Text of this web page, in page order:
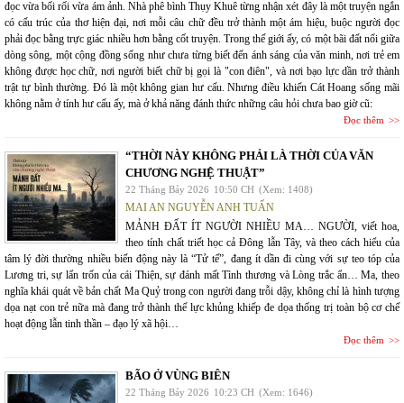
đọc vừa bối rối vừa ám ảnh. Nhà phê bình Thụy Khuê từng nhận xét đây là một truyện ngắn
có cấu trúc của thơ hiện đại, nơi mỗi câu chữ đều trở thành một ám hiệu, buộc người đọc
phải đọc bằng trực giác nhiều hơn bằng cốt truyện. Trong thế giới ấy, có một bãi đất nổi giữa
dòng sông, một cộng đồng sống như chưa từng biết đến ánh sáng của văn minh, nơi trẻ em
không được học chữ, nơi người biết chữ bị gọi là "con điên", và nơi bạo lực dần trở thành
trật tự bình thường. Đó là một không gian hư cấu. Nhưng điều khiến Cát Hoang sống mãi
không nằm ở tính hư cấu ấy, mà ở khả năng đánh thức những câu hỏi chưa bao giờ cũ:
Đọc thêm
“THỜI NÀY KHÔNG PHẢI LÀ THỜI CỦA VĂN
CHƯƠNG NGHỆ THUẬT”
22 Tháng Bảy 2026 10:50 CH (Xem: 1408)
MAI AN NGUYỄN ANH TUẤN
MẢNH ĐẤT ÍT NGƯỜI NHIỀU MA… NGƯỜI, viết hoa,
theo tính chất triết học cả Đông lẫn Tây, và theo cách hiểu của
tâm lý đời thường nhiều biến động này là “Tử tế”, đang ít dần đi cùng với sự teo tóp của
Lương tri, sự lẩn trốn của cái Thiện, sự đánh mất Tình thương và Lòng trắc ẩn… Ma, theo
nghĩa khái quát về bản chất Ma Quỷ trong con người đang trỗi dậy, không chỉ là hình tượng
dọa nạt con trẻ nữa mà đang trở thành thế lực khủng khiếp đe dọa thống trị toàn bộ cơ chế
hoạt động lẫn tinh thần – đạo lý xã hội…
Đọc thêm
BÃO Ở VÙNG BIÊN
22 Tháng Bảy 2026 10:23 CH (Xem: 1646)